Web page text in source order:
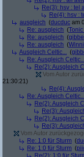
Re(3): hsv : tel
Re(4): hsv :
ausgleich (ducduc am
Re: ausgleich (
Re: ausgleich (
Re: ausgleich (
Ausgleich Celtic... (
Re: Ausgleich Celtic...
Re(2): Ausgleich
Vom Autor
21:30:21)
Re(4):
Re: Ausgleich Celtic...
Re(2): Ausgleich
Re(3):
Re(2): Ausgleich
Re(3):
Vom Autor
Re: 1:0 für Sturm (
Re: 1:0 für Sturm (
Re(2): 1:0 für